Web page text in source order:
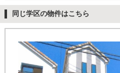
同じ学区の物件はこちら